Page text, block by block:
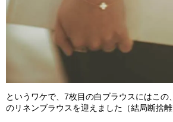
というワケで、7枚目の白ブラウスにはこの
のリネンブラウスを迎えました（結局断捨離